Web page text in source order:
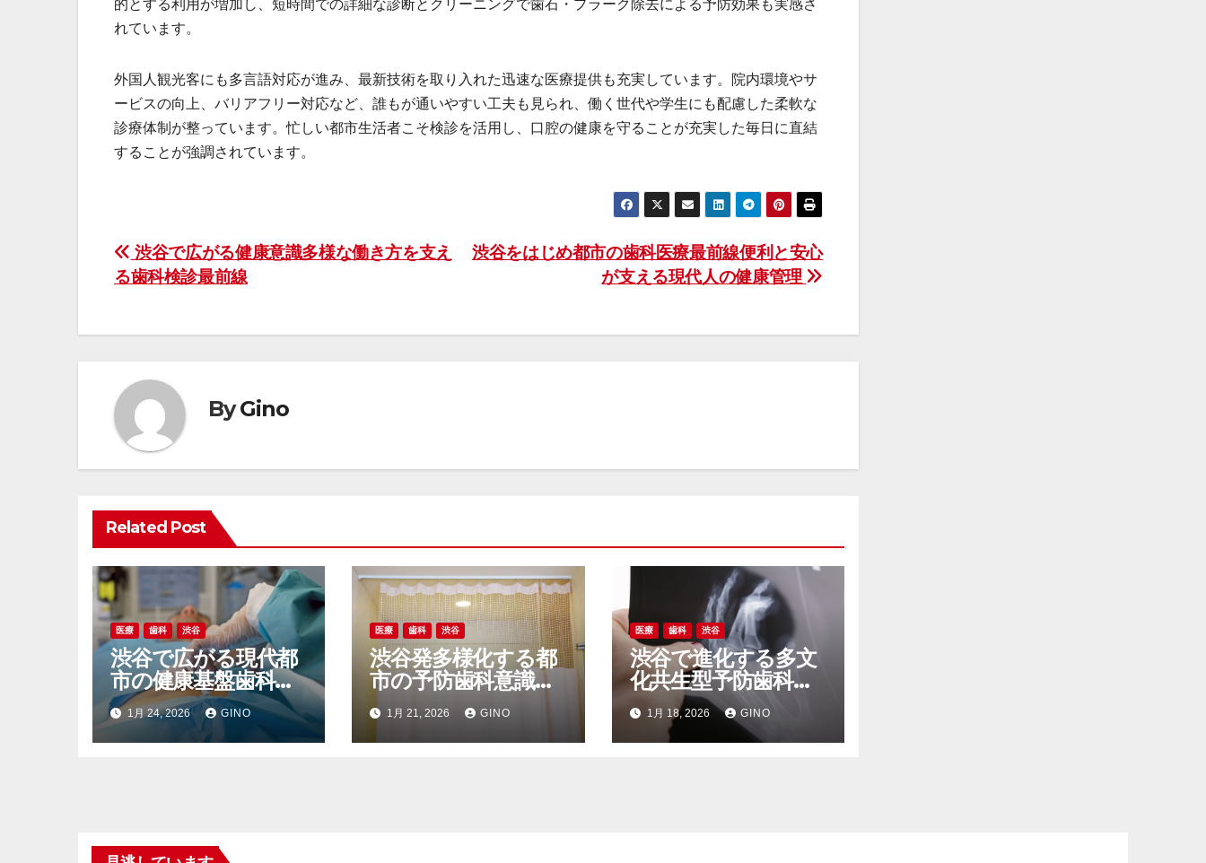
的とする利用が増加し、短時間での詳細な診断とクリーニングで歯石・プラーク除去による予防効果も実感さ
れています。
外国人観光客にも多言語対応が進み、最新技術を取り入れた迅速な医療提供も充実しています。院内環境やサ
ービスの向上、バリアフリー対応など、誰もが通いやすい工夫も見られ、働く世代や学生にも配慮した柔軟な
診療体制が整っています。忙しい都市生活者こそ検診を活用し、口腔の健康を守ることが充実した毎日に直結
することが強調されています。
投
稿
ナ
ゲ
ー
シ
ョ
ン
渋谷をはじめ都市の歯科医療最前線便利と安心
が支える現代人の健康管理
渋谷で広がる健康意識多様な働き方を支え
る歯科検診最前線
ByGino
Related Post
医療 歯科 渋谷
渋谷で広がる現代都
市の健康基盤歯科検
診が支える新しいラ
イフスタイル
1月 24, 2026 GINO
医療 歯科 渋谷
渋谷発多様化する都
市の予防歯科意識最
前線と健やかな口腔
ケアの新常識
1月 21, 2026 GINO
医療 歯科 渋谷
渋谷で進化する多文
化共生型予防歯科と
健康意識が高まる街
の取り組み
1月 18, 2026 GINO